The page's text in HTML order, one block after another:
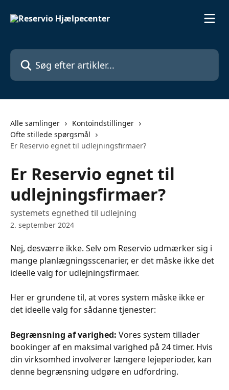
Søg efter artikler...
Alle samlinger
Kontoindstillinger
Ofte stillede spørgsmål
Er Reservio egnet til udlejningsfirmaer?
Er Reservio egnet til
udlejningsfirmaer?
systemets egnethed til udlejning
2. september 2024
Nej, desværre ikke. Selv om Reservio udmærker sig i
mange planlægningsscenarier, er det måske ikke det
ideelle valg for udlejningsfirmaer.
Her er grundene til, at vores system måske ikke er
det ideelle valg for sådanne tjenester:
Begrænsning af varighed: Vores system tillader
bookinger af en maksimal varighed på 24 timer. Hvis
din virksomhed involverer længere lejeperioder, kan
denne begrænsning udgøre en udfordring.